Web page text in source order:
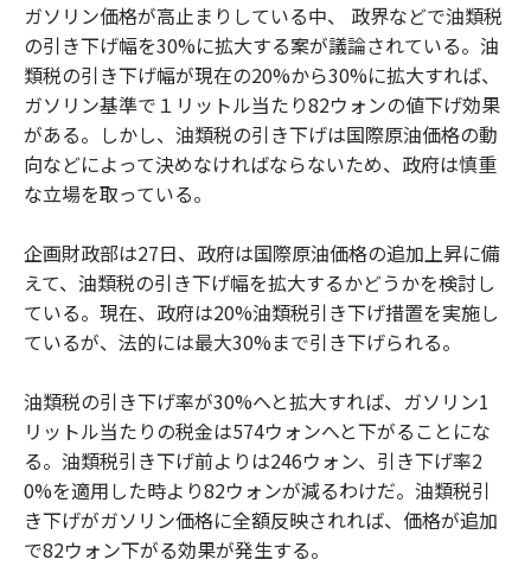
ガソリン価格が高止まりしている中、 政界などで油類税
の引き下げ幅を30%に拡大する案が議論されている。油
類税の引き下げ幅が現在の20%から30%に拡大すれば、
ガソリン基準で１リットル当たり82ウォンの値下げ効果
がある。しかし、油類税の引き下げは国際原油価格の動
向などによって決めなければならないため、政府は慎重
な立場を取っている。
企画財政部は27日、政府は国際原油価格の追加上昇に備
えて、油類税の引き下げ幅を拡大するかどうかを検討し
ている。現在、政府は20%油類税引き下げ措置を実施し
ているが、法的には最大30%まで引き下げられる。
油類税の引き下げ率が30%へと拡大すれば、ガソリン1
リットル当たりの税金は574ウォンへと下がることにな
る。油類税引き下げ前よりは246ウォン、引き下げ率2
0%を適用した時より82ウォンが減るわけだ。油類税引
き下げがガソリン価格に全額反映されれば、価格が追加
で82ウォン下がる効果が発生する。